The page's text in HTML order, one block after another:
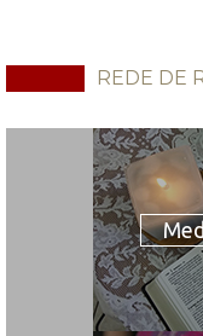
REDE DE